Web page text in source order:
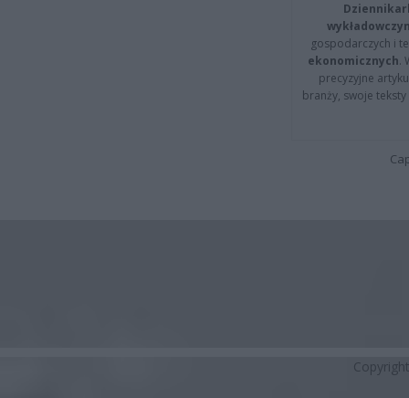
gospodarczych i
ekonomicznych.
precyzyjne
branży, swoje